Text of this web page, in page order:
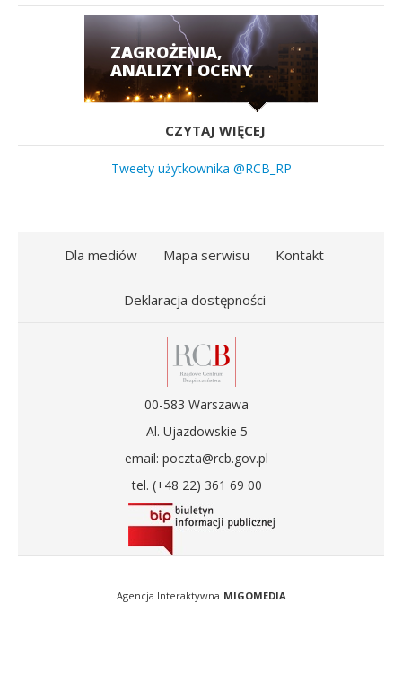
ZAGROŻENIA,
ANALIZY I OCENY
CZYTAJ WIĘCEJ
Tweety użytkownika @RCB_RP
Dla mediów Mapa serwisu Kontakt
Deklaracja dostępności
00-583 Warszawa
Al. Ujazdowskie 5
email: poczta@rcb.gov.pl
tel. (+48 22) 361 69 00
Agencja Interaktywna MIGOMEDIA